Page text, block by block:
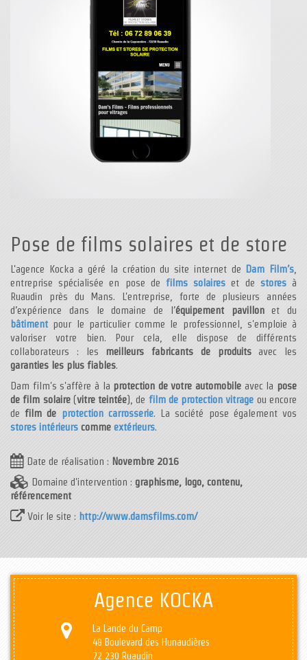
Pose de films solaires et de store
L'agence Kocka a géré la création du site internet de Dam Film’s
entreprise spécialisée en pose de films solaires et de storesà
Ruaudin près du Mans. L'entreprise, forte de plusieurs années
d’expérience dans le domaine de l’équipement pavillonet du
bâtiment pour le particulier comme le professionnel, s'emploie à
valoriser votre bien. Pour cela, elle dispose de différents
collaborateurs : les meilleurs fabricants de produitsavec les
garanties les plus fiables.
Dam film's s'affère à la protection de votre automobile avec la pose
de film solaire(vitre teintée), de film de protection vitrage ou encore
defilm de protection carrosserie. La société pose également vos
stores intérieurs comme extérieurs.
Date de réalisation : Novembre 2016
Domaine d'intervention : graphisme, logo, contenu,
référencement
Voir le site : http://www.damsfilms.com/
Agence KOCKA
La Lande du Camp
48 Boulevard des Hunaudières
72 230 Ruaudin